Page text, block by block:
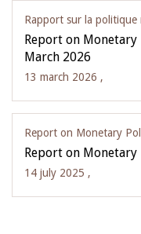
Rapport sur la politique
Report on
March 2026
13 march 2026 ,
Report on Monetary
Report on Monetary
14 july 2025 ,